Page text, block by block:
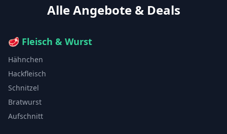
Alle Angebote & Deals
🥩 Fleisch & Wurst
Hähnchen
Hackfleisch
Schnitzel
Bratwurst
Aufschnitt